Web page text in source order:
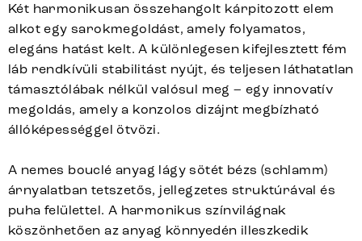
Két harmonikusan összehangolt kárpitozott elem
alkot egy sarokmegoldást, amely folyamatos,
elegáns hatást kelt. A különlegesen kifejlesztett fém
láb rendkívüli stabilitást nyújt, és teljesen láthatatlan
támasztólábak nélkül valósul meg – egy innovatív
megoldás, amely a konzolos dizájnt megbízható
állóképességgel ötvözi.
A nemes bouclé anyag lágy sötét bézs (schlamm)
árnyalatban tetszetős, jellegzetes struktúrával és
puha felülettel. A harmonikus színvilágnak
köszönhetően az anyag könnyedén illeszkedik